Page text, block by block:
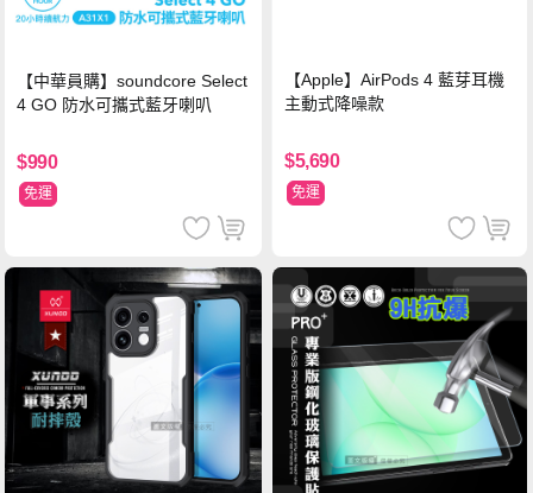
【中華員購】soundcore Select
4 GO 防水可攜式藍牙喇叭
$990
免運
【Apple】AirPods 4 藍芽耳機
主動式降噪款
$5,690
免運